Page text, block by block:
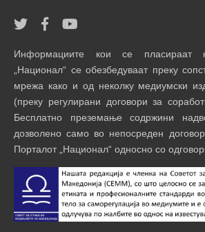
Информациите кои се пласираат
„Национал“ се обезбедуваат преку
мрежа како и од неколку медиумски
(преку регулирани договори за
Бесплатно преземање содржини
дозволено само во непосреден
Порталот „Национал“ односно со